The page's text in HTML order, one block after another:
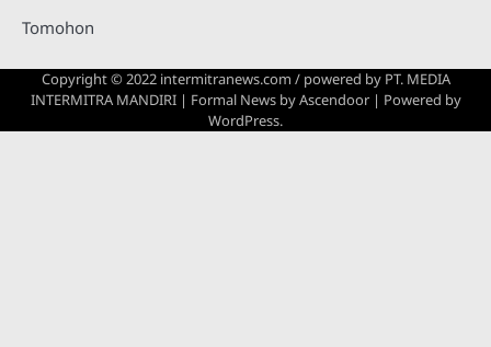
Tomohon
Copyright © 2022 intermitranews.com / powered by PT. MEDIA
INTERMITRA MANDIRI| Formal News byAscendoor| Powered by
WordPress.